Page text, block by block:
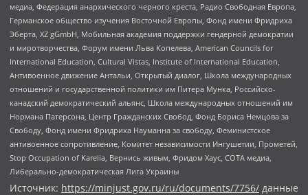
медиа, Федерация анархического черного креста, Радио Свободная Европа,
Германское общество изучения Восточной Европы, Фонд имени Фридриха
Эберта, XZ gGmbH, Мобильная академия поддержки гендерной демократии
и миротворчества, Форум имени Льва Копелева, American Councils for
International Education, Cultural Vistas, Institute of International Education,
Антивоенное движение Антальи, Открытый диалог, Школа международных
отношений и государственной политики им Питера Мунка, Российско-
канадский демократический альянс, Школа международных отношений им
Нормана Патерсона, Центр Гражданских Свобод, Фонд Бориса Немцова за
Свободу, Фонд имени Фридриха Науманна за свободу, Феминистское
антивоенное сопротивление, Комитет независимости Ингушетии, Прометей,
Stop Occupation of Karelia, Вернись живым, Фридом Хаус, СОТА медиа,
Либерально-демократическая Лига Украины
Источник: https://minjust.gov.ru/ru/documents/7756/ данные